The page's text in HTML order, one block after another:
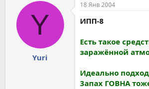
Y
Yuri
18 Янв 2004
ИПП-8
Есть такое
заражённой
Идеально
3апах ГОВНА